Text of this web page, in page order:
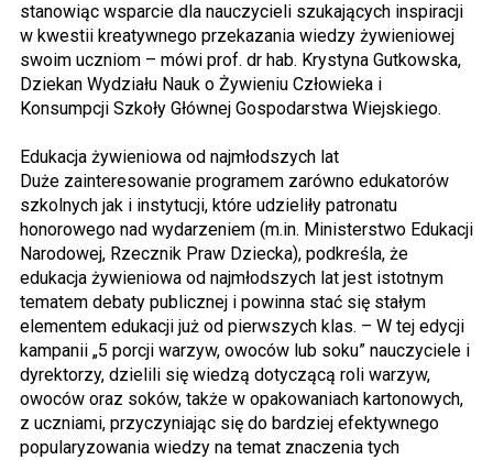
stanowiąc wsparcie dla nauczycieli szukających inspiracji
w kwestii kreatywnego przekazania wiedzy żywieniowej
swoim uczniom – mówi prof. dr hab. Krystyna Gutkowska,
Dziekan Wydziału Nauk o Żywieniu Człowieka i
Konsumpcji Szkoły Głównej Gospodarstwa Wiejskiego.
Edukacja żywieniowa od najmłodszych lat
Duże zainteresowanie programem zarówno edukatorów
szkolnych jak i instytucji, które udzieliły patronatu
honorowego nad wydarzeniem (m.in. Ministerstwo Edukacji
Narodowej, Rzecznik Praw Dziecka), podkreśla, że
edukacja żywieniowa od najmłodszych lat jest istotnym
tematem debaty publicznej i powinna stać się stałym
elementem edukacji już od pierwszych klas. – W tej edycji
kampanii „5 porcji warzyw, owoców lub soku” nauczyciele i
dyrektorzy, dzielili się wiedzą dotyczącą roli warzyw,
owoców oraz soków, także w opakowaniach kartonowych,
z uczniami, przyczyniając się do bardziej efektywnego
popularyzowania wiedzy na temat znaczenia tych